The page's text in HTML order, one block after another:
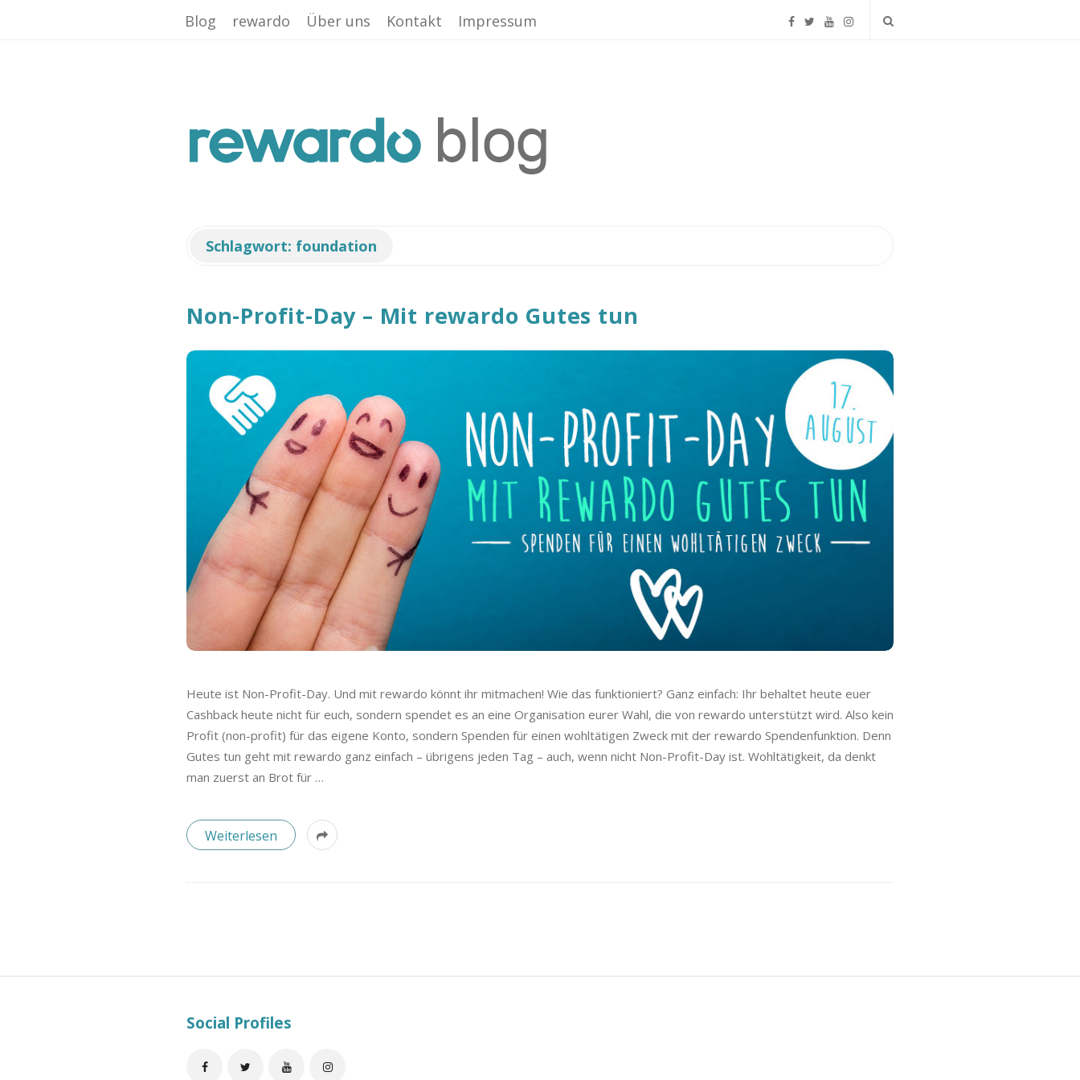
Blog rewardo Über uns Kontakt Impressum
r
e
a
d
o
C
h
b
a
c
k
B
l
o
g
Schlagwort: foundation
Non-Profit-Day – Mit rewardo Gutes tun
Heute ist Non-Profit-Day. Und mit rewardo könnt ihr mitmachen! Wie das funktioniert? Ganz einfach: Ihr behaltet heute euer
Cashback heute nicht für euch, sondern spendet es an eine Organisation eurer Wahl, die von rewardo unterstützt wird. Also kein
Profit (non-profit) für das eigene Konto, sondern Spenden für einen wohltätigen Zweck mit der rewardo Spendenfunktion. Denn
Gutes tun geht mit rewardo ganz einfach – übrigens jeden Tag – auch, wenn nicht Non-Profit-Day ist. Wohltätigkeit, da denkt
man zuerst an Brot für …
Weiterlesen
Social Profiles